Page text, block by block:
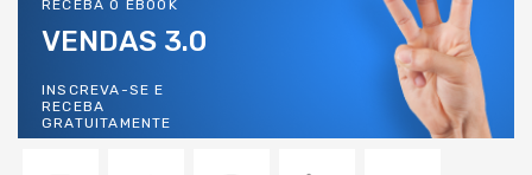
RECEBA O EBOOK
VENDAS 3.0
INSCREVA-SE E
RECEBA
GRATUITAMENTE